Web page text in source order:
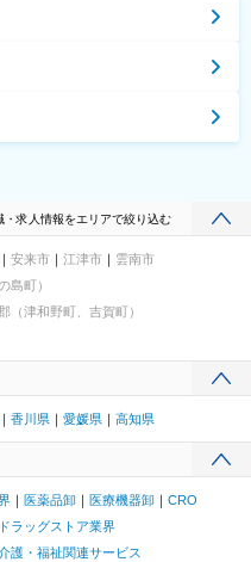
求人情報をエリアで絞り込む
安来市 江津市
雲南市
島町）
（津和野町、吉賀町）
香川県 愛媛県 高知県
医薬品卸 医療機器卸
CRO
ラッグストア業界
護・福祉関連サービス